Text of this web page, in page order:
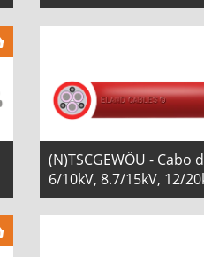
(N)TSCGEWÖU - Cabo
6/10kV, 8.7/15kV, 12/